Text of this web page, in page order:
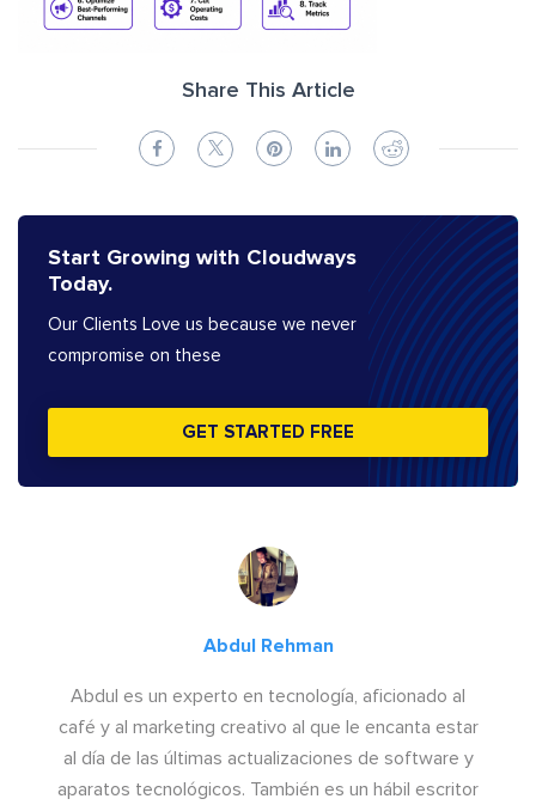
Share This Article
Start Growing with Cloudways
Today.
Our Clients Love us because we never
compromise on these
GET STARTED FREE
Abdul Rehman
Abdul es un experto en tecnología, aficionado al
café y al marketing creativo al que le encanta estar
al día de las últimas actualizaciones de software y
aparatos tecnológicos. También es un hábil escritor